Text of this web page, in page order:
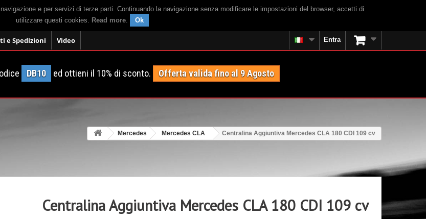
e per servizi di terze parti. Continuando la navigazione senza modificare le impostazioni del browser, accetti di
utilizzare questi cookies. Read more. Ok
e Spedizioni Video Entra
DB10 ed ottieni il 10% di sconto. Offerta valida fino al 9 Agosto
Mercedes Mercedes CLA Centralina Aggiuntiva Mercedes CLA 180 CDI 109 cv
Centralina Aggiuntiva Mercedes CLA 180 CDI 109 cv